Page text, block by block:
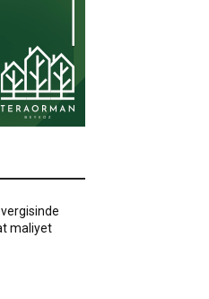
vergisinde
maliyet